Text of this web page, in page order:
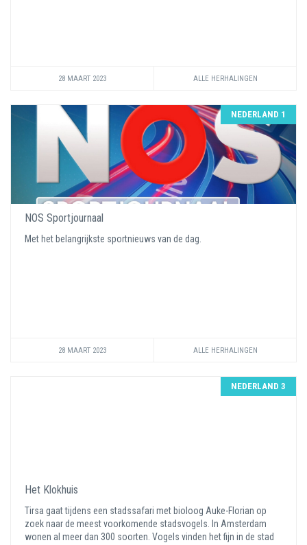
28 MAART 2023 ALLE HERHALINGEN
NEDERLAND 1
NOS Sportjournaal
Met het belangrijkste sportnieuws van de dag.
28 MAART 2023 ALLE HERHALINGEN
NEDERLAND 3
Het Klokhuis
Tirsa gaat tijdens een stadssafari met bioloog Auke-Florian op
zoek naar de meest voorkomende stadsvogels. In Amsterdam
wonen al meer dan 300 soorten. Vogels vinden het fijn in de stad